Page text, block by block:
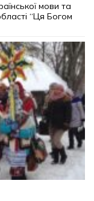
мови та
“Ця Богом